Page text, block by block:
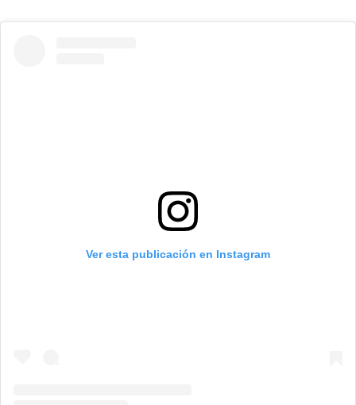
Ver esta publicación en Instagram